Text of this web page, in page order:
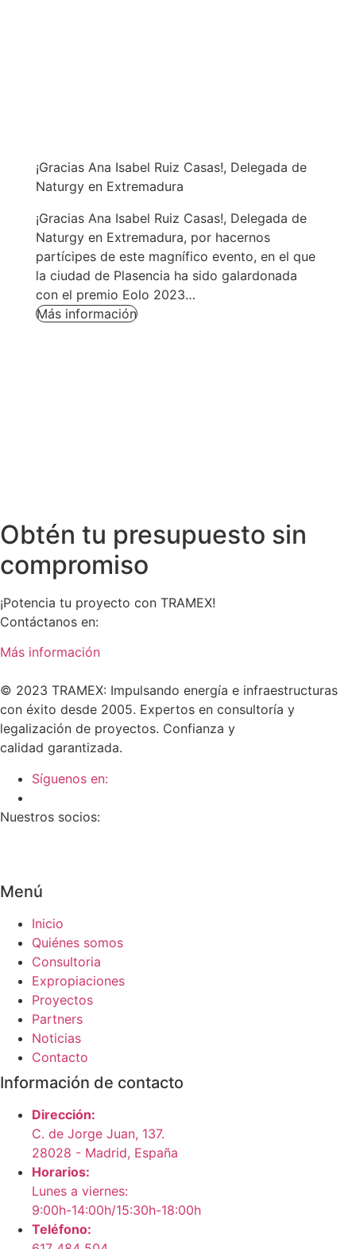
¡Gracias Ana Isabel Ruiz Casas!, Delegada de
Naturgy en Extremadura
¡Gracias Ana Isabel Ruiz Casas!, Delegada de
Naturgy en Extremadura, por hacernos
partícipes de este magnífico evento, en el que
la ciudad de Plasencia ha sido galardonada
con el premio Eolo 2023…
Más información
Obtén tu presupuesto sin
compromiso
¡Potencia tu proyecto con TRAMEX!
Contáctanos en:
Más información
© 2023 TRAMEX: Impulsando energía e infraestructuras
con éxito desde 2005. Expertos en consultoría y
legalización de proyectos. Confianza y
calidad garantizada.
Síguenos en:
Nuestros socios:
Menú
Inicio
Quiénes somos
Consultoria
Expropiaciones
Proyectos
Partners
Noticias
Contacto
Información de contacto
Dirección:
C. de Jorge Juan, 137.
28028 - Madrid, España
Horarios:
Lunes a viernes:
9:00h-14:00h/15:30h-18:00h
Teléfono: